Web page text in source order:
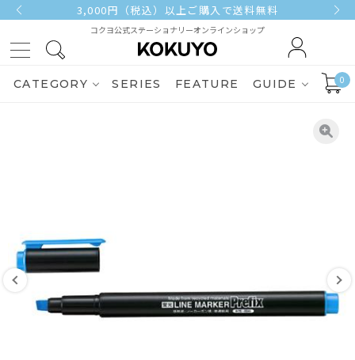
3,000円（税込）以上ご購入で送料無料
コクヨ公式ステーショナリーオンラインショップ
CATEGORY SERIES FEATURE GUIDE 0